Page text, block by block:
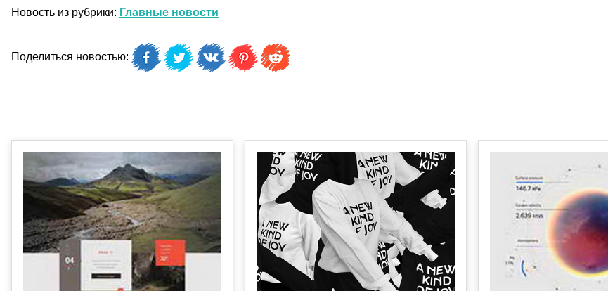
Новость из рубрики: Главные новости
Поделиться новостью: